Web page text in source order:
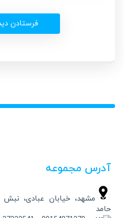
آدرس مجموعه
حامد